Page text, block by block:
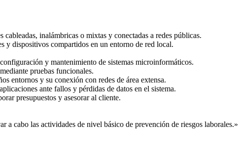
inalámbricas o mixtas y conectadas a redes públicas.
y dispositivos compartidos en un entorno de red local.
y mantenimiento de sistemas microinformáticos.
pruebas funcionales.
entornos y su conexión con redes de área extensa.
ante fallos y pérdidas de datos en el sistema.
presupuestos y asesorar al cliente.
a cabo las actividades de nivel básico de prevención de riesgos laborales.»